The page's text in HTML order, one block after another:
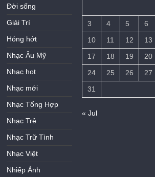
Đời sống
Giải Trí
Hóng hớt
Nhạc Âu Mỹ
Nhạc hot
Nhạc mới
Nhạc Tổng Hợp
Nhạc Trẻ
Nhạc Trữ Tình
Nhạc Việt
Nhiếp Ảnh
3
4 5 6
10
11 12 13
17
18 19 20
24
25 26 27
31
« Jul